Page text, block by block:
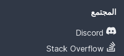
المجتمع
Discord
Stack Overflow